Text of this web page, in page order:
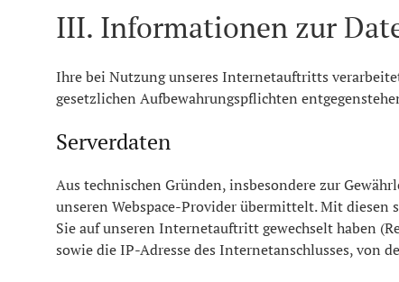
III. Informationen zur
Ihre bei Nutzung unseres Internetauftritts
gesetzlichen Aufbewahrungspflichten
Serverdaten
Aus technischen Gründen, insbesondere zur
unseren Webspace-Provider übermittelt. Mit diesen
Sie auf unseren Internetauftritt gewechselt haben
sowie die IP-Adresse des Internetanschlusses, von